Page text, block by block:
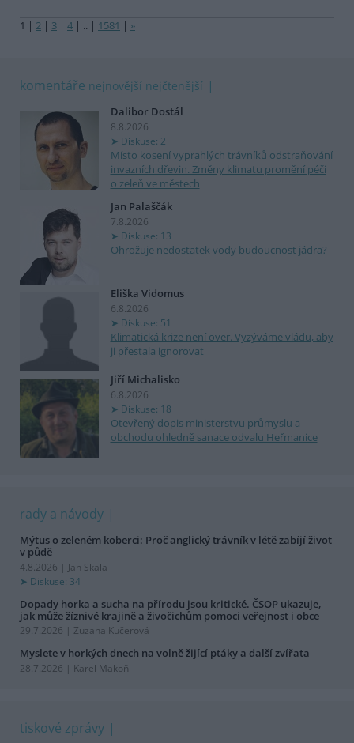
1 | 2 | 3 | 4 | .. | 1581 | »
komentáře nejnovější nejčtenější
Dalibor Dostál
8.8.2026
Diskuse: 2
Místo kosení vyprahlých trávníků odstraňování
invazních dřevin. Změny klimatu promění péči
o zeleň ve městech
Jan Palaščák
7.8.2026
Diskuse: 13
Ohrožuje nedostatek vody budoucnost jádra?
Eliška Vidomus
6.8.2026
Diskuse: 51
Klimatická krize není over. Vyzýváme vládu, aby
ji přestala ignorovat
Jiří Michalisko
6.8.2026
Diskuse: 18
Otevřený dopis ministerstvu průmyslu a
obchodu ohledně sanace odvalu Heřmanice
rady a návody
Mýtus o zeleném koberci: Proč anglický trávník v létě zabíjí život
v půdě
4.8.2026 | Jan Skala
Diskuse: 34
Dopady horka a sucha na přírodu jsou kritické. ČSOP ukazuje,
jak může žíznivé krajině a živočichům pomoci veřejnost i obce
29.7.2026 | Zuzana Kučerová
Myslete v horkých dnech na volně žijící ptáky a další zvířata
28.7.2026 | Karel Makoň
tiskové zprávy